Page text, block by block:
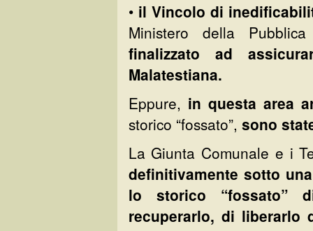
• il Vincolo di
Ministero della
finalizzato ad
Malatestiana.
Eppure, in questa area
storico “fossato”, sono
La Giunta Comunale e i
definitivamente sotto
lo storico “fossato”
recuperarlo, di liberarlo